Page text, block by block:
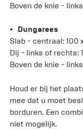
Boven de knie -
Dungarees
Slab - centraal: 100
Dij - links of rechts:
Boven de knie -
Houd er bij het
mee dat u moet
borduren. Een
niet mogelijk.